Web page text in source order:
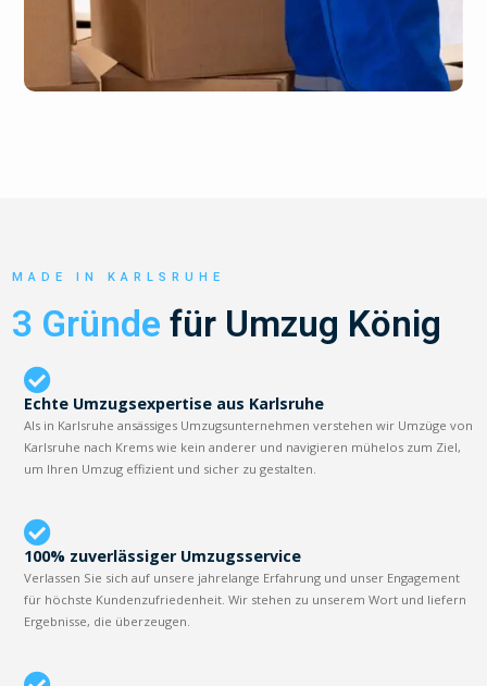
MADE IN KARLSRUHE
3 Gründe für Umzug König
Echte Umzugsexpertise aus Karlsruhe
Als in Karlsruhe ansässiges Umzugsunternehmen verstehen wir Umzüge von
Karlsruhe nach Krems wie kein anderer und navigieren mühelos zum Ziel,
um Ihren Umzug effizient und sicher zu gestalten.
100% zuverlässiger Umzugsservice
Verlassen Sie sich auf unsere jahrelange Erfahrung und unser Engagement
für höchste Kundenzufriedenheit. Wir stehen zu unserem Wort und liefern
Ergebnisse, die überzeugen.